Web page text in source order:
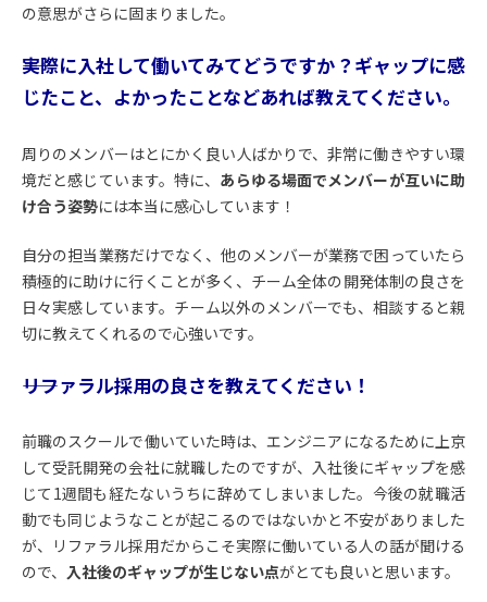
の意思がさらに固まりました。
――実際に入社して働いてみてどうですか？ギャップに感
じたこと、よかったことなどあれば教えてください。
周りのメンバーはとにかく良い人ばかりで、非常に働きやすい環
境だと感じています。特に、 あらゆる場面でメンバーが互いに助
け合う姿勢には本当に感心しています！
自分の担当業務だけでなく、他のメンバーが業務で困っていたら
積極的に助けに行くことが多く、チーム全体の開発体制の良さを
日々実感しています。チーム以外のメンバーでも、相談すると親
切に教えてくれるので心強いです。
――リファラル採用の良さを教えてください！
前職のスクールで働いていた時は、エンジニアになるために上京
して受託開発の会社に就職したのですが、入社後にギャップを感
じて1週間も経たないうちに辞めてしまいました。今後の就職活
動でも同じようなことが起こるのではないかと不安がありました
が、リファラル採用だからこそ実際に働いている人の話が聞ける
ので、 入社後のギャップが生じない点がとても良いと思います。